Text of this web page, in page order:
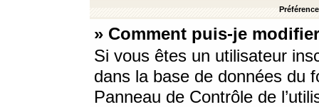
» Comment puis-je
Si vous êtes un utilisateur
dans la base de données du
Panneau de Contrôle de